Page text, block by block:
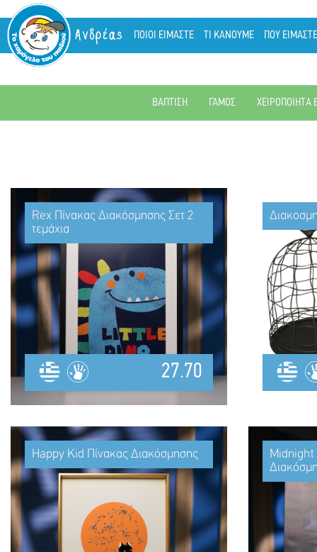
Ανδρέας ΠΟΙΟΙ ΕΙΜΑΣΤΕ ΤΙ ΚΑΝΟΥΜΕ ΠΟΥ ΕΙΜΑΣΤΕ
ΒΑΠΤΙΣΗ ΓΑΜΟΣ ΧΕΙΡΟΠΟΙΗΤΑ
Rex Πίνακας Διακόσμησης Σετ 2
τεμάχια
27.70
Happy Kid Πίνακας Διακόσμησης
Midnight